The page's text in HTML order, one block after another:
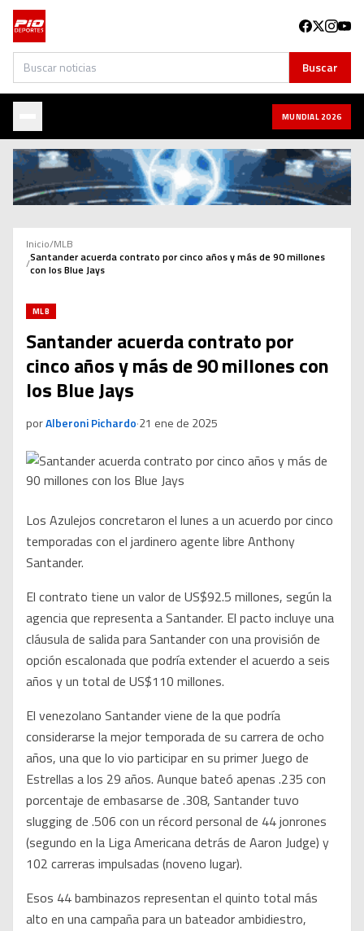
Buscar Buscar
MUNDIAL 2026
Inicio/MLB
/Santander acuerda contrato por cinco años y más de 90 millones
con los Blue Jays
MLB
Santander acuerda contrato por
cinco años y más de 90 millones con
los Blue Jays
porAlberoni Pichardo·21 ene de 2025
Los Azulejos concretaron el lunes a un acuerdo por cinco
temporadas con el jardinero agente libre Anthony
Santander.
El contrato tiene un valor de US$92.5 millones, según la
agencia que representa a Santander. El pacto incluye una
cláusula de salida para Santander con una provisión de
opción escalonada que podría extender el acuerdo a seis
años y un total de US$110 millones.
El venezolano Santander viene de la que podría
considerarse la mejor temporada de su carrera de ocho
años, una que lo vio participar en su primer Juego de
Estrellas a los 29 años. Aunque bateó apenas .235 con
porcentaje de embasarse de .308, Santander tuvo
slugging de .506 con un récord personal de 44 jonrones
(segundo en la Liga Americana detrás de Aaron Judge) y
102 carreras impulsadas (noveno lugar).
Esos 44 bambinazos representan el quinto total más
alto en una campaña para un bateador ambidiestro,